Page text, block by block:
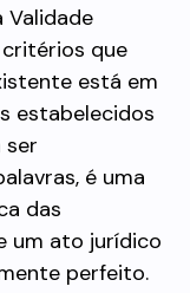
Validade
que
está em
estabelecidos
ser
é uma
das
um ato jurídico
perfeito.